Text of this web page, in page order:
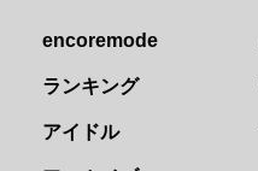
encoremode
ランキング
アイドル